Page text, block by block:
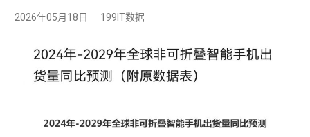
2026年05月18日 199IT数据